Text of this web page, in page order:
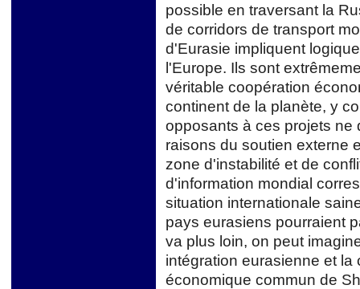
possible en traversant la
de corridors de transport
d'Eurasie impliquent
l'Europe. Ils sont
véritable coopération
continent de la planète, y
opposants à ces projets ne
raisons du soutien externe
zone d'instabilité et de
d'information mondial
situation internationale
pays eurasiens pourraient
va plus loin, on peut
intégration eurasienne et
économique commun de